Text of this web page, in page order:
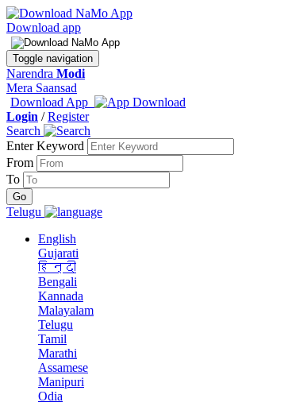
Download app
Toggle navigation
Narendra Modi
Mera Saansad
Download App
Login /Register
Search
Enter Keyword
From
To
Telugu
English
Gujarati
हिन्दी
Bengali
Kannada
Malayalam
Telugu
Tamil
Marathi
Assamese
Manipuri
Odia